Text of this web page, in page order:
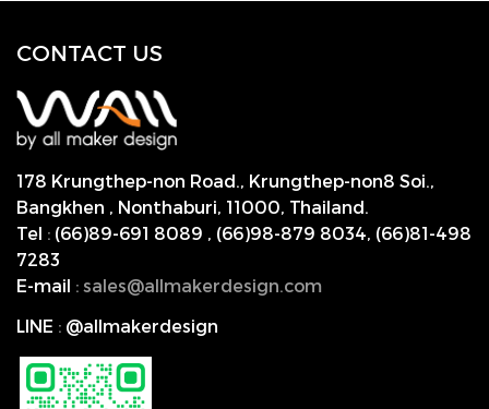
CONTACT US
178 Krungthep-non Road., Krungthep-non8 Soi.,
Bangkhen , Nonthaburi, 11000, Thailand.
Tel : (66)89-691 8089 , (66)98-879 8034, (66)81-498
7283
E-mail : sales@allmakerdesign.com
LINE : @allmakerdesign